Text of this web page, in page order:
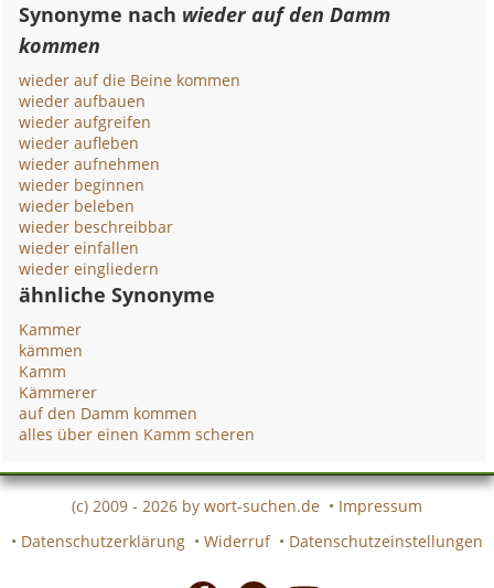
Synonyme nach wieder auf den Damm
kommen
wieder auf die Beine kommen
wieder aufbauen
wieder aufgreifen
wieder aufleben
wieder aufnehmen
wieder beginnen
wieder beleben
wieder beschreibbar
wieder einfallen
wieder eingliedern
ähnliche Synonyme
Kammer
kämmen
Kamm
Kämmerer
auf den Damm kommen
alles über einen Kamm scheren
(c) 2009 - 2026 by wort-suchen.de • Impressum
• Datenschutzerklärung • Widerruf • Datenschutzeinstellungen